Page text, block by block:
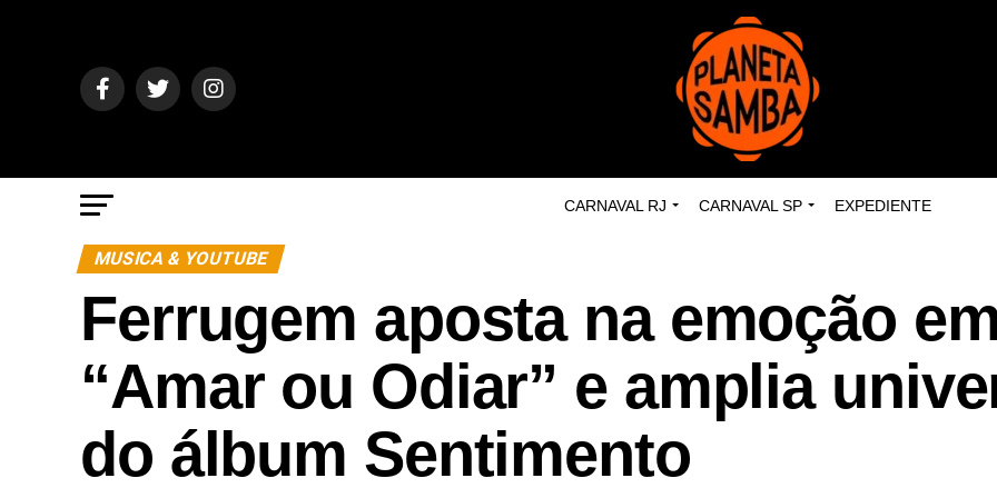
CARNAVAL RJ CARNAVAL SP EXPEDIENTE
MUSICA & YOUTUBE
Ferrugem aposta na emoção
“Amar ou Odiar” e amplia
do álbum Sentimento